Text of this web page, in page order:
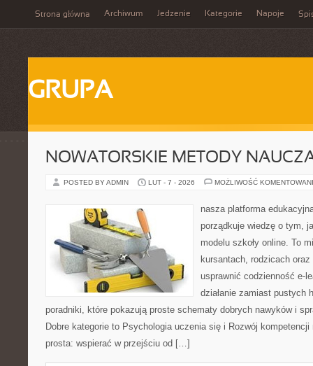
Strona główna Archiwum Jedzenie Kategorie Napoje
GRUPA
NOWATORSKIE METODY
POSTED BY ADMIN LUT - 7 - 2026 MOŻLIWOŚĆ
nasza platforma
porządkuje wiedzę o tym,
modelu szkoły online. To
kursantach, rodzicach
usprawnić codzienność e-
działanie zamiast pustych
poradniki, które pokazują proste schematy dobrych nawyków i
Dobre kategorie to Psychologia uczenia się i Rozwój
prosta: wspierać w przejściu od […]